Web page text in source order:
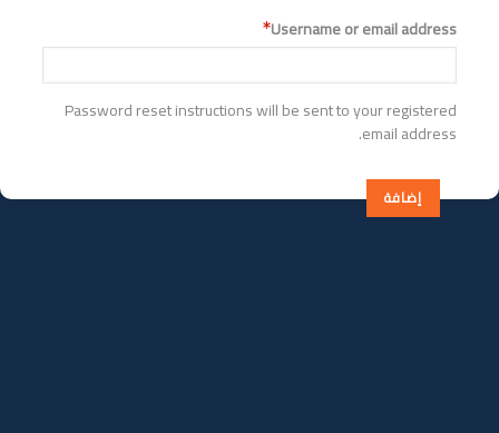
Username or email address
Password reset instructions will be sent to your registered
email address.